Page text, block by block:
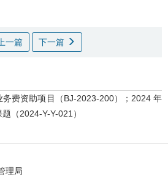
一篇 下一篇
费资助项目（BJ-2023-200）；2024 年
（2024-Y-Y-021）
理局